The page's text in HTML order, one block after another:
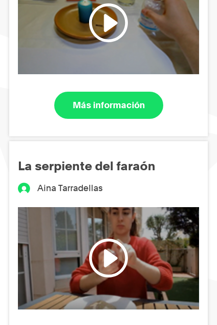
Más información
La serpiente del faraón
Aina Tarradellas